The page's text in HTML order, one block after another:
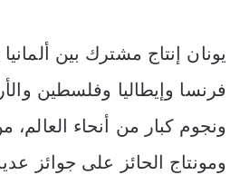
يونان إنتاج مشترك بين
فرنسا وإيطاليا وفلسطين
ونجوم كبار من أنحاء العالم،
ومونتاج الحائز على جوائز